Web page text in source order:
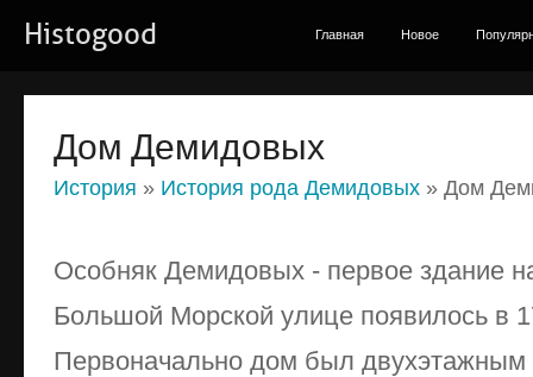
Histogood Главная Новое
Дом Демидовых
История » История рода Демидовых » Дом
Особняк Демидовых - первое здание
Большой Морской улице появилось в
Первоначально дом был двухэтажным